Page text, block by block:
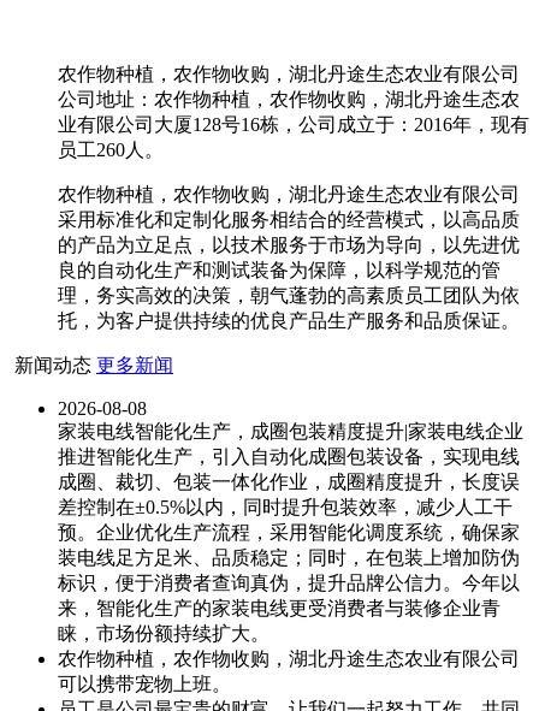
农作物种植，农作物收购，湖北丹途生态农业有限公司
公司地址：农作物种植，农作物收购，湖北丹途生态农
业有限公司大厦128号16栋，公司成立于：2016年，现有
员工260人。
农作物种植，农作物收购，湖北丹途生态农业有限公司
采用标准化和定制化服务相结合的经营模式，以高品质
的产品为立足点，以技术服务于市场为导向，以先进优
良的自动化生产和测试装备为保障，以科学规范的管
理，务实高效的决策，朝气蓬勃的高素质员工团队为依
托，为客户提供持续的优良产品生产服务和品质保证。
新闻动态 更多新闻
2026-08-08
家装电线智能化生产，成圈包装精度提升|家装电线企业
推进智能化生产，引入自动化成圈包装设备，实现电线
成圈、裁切、包装一体化作业，成圈精度提升，长度误
差控制在±0.5%以内，同时提升包装效率，减少人工干
预。企业优化生产流程，采用智能化调度系统，确保家
装电线足方足米、品质稳定；同时，在包装上增加防伪
标识，便于消费者查询真伪，提升品牌公信力。今年以
来，智能化生产的家装电线更受消费者与装修企业青
睐，市场份额持续扩大。
农作物种植，农作物收购，湖北丹途生态农业有限公司
可以携带宠物上班。